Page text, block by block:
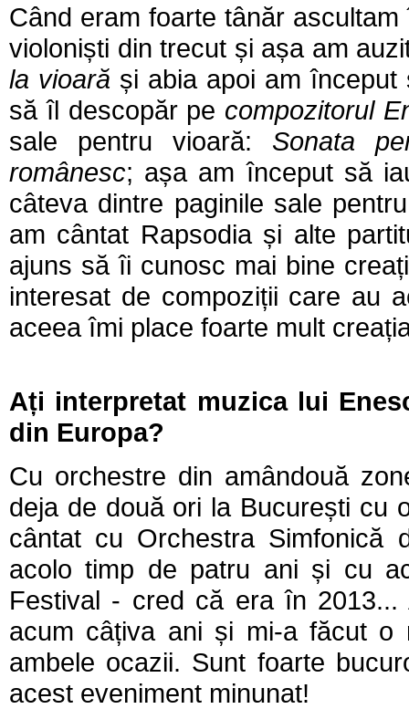
Când eram foarte tânăr
violoniști din trecut și așa am
la vioară și abia apoi am
să îl descopăr pe compozitorul
sale pentru vioară: Sonata
românesc; așa am început să
câteva dintre paginile sale
am cântat Rapsodia și alte
ajuns să îi cunosc mai bine
interesat de compoziții care au
aceea îmi place foarte mult
Ați interpretat muzica lui
din Europa?
Cu orchestre din amândouă
deja de două ori la București cu
cântat cu Orchestra Simfonică
acolo timp de patru ani și cu
Festival - cred că era în
acum câțiva ani și mi-a făcut o
ambele ocazii. Sunt foarte
acest eveniment minunat!